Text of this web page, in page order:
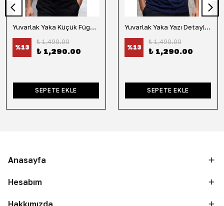
Yuvarlak Yaka Küçük Fügür Detaylı Tişört-Siyah
%13
₺ 1,490.00
₺ 1,290.00
SEPETE EKLE
Yuvarlak Yaka Yazı Detaylı Tişört-Lacivert
%13
₺ 1,490.00
₺ 1,290.00
SEPETE EKLE
Anasayfa
Hesabım
Hakkımızda